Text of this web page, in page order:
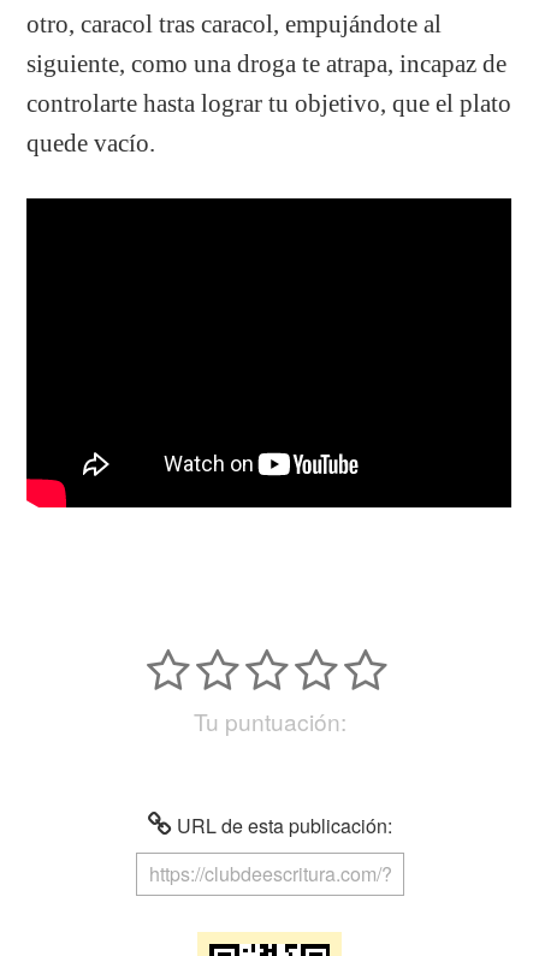
otro, caracol tras caracol, empujándote al
siguiente, como una droga te atrapa, incapaz de
controlarte hasta lograr tu objetivo, que el plato
quede vacío.
Tu puntuación:
URL de esta publicación: